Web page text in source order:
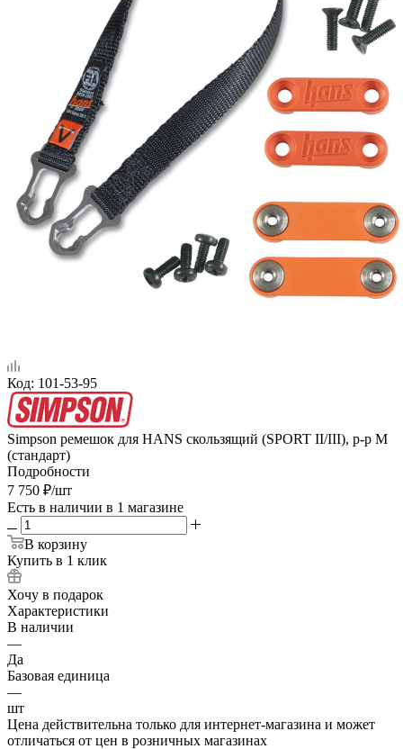
Код: 101-53-95
Simpson ремешок для HANS скользящий (SPORT II/III), р-р M
(стандарт)
Подробности
7 750 ₽/шт
Есть в наличии в 1 магазине
В корзину
Купить в 1 клик
Хочу в подарок
Характеристики
В наличии
—
Да
Базовая единица
—
шт
Цена действительна только для интернет-магазина и может
отличаться от цен в розничных магазинах